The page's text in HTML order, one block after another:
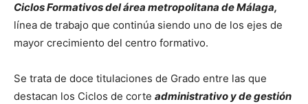
Ciclos Formativos del área metropolitana de Málaga,
línea de trabajo que continúa siendo uno de los ejes de
mayor crecimiento del centro formativo.
Se trata de doce titulaciones de Grado entre las que
destacan los Ciclos de corte administrativo y de gestión